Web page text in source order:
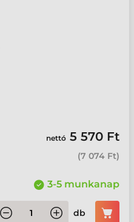
nettó 5 570 Ft
(7 074 Ft)
3-5 munkanap
db